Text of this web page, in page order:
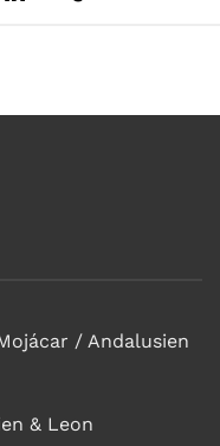
/ Andalusien
& Leon